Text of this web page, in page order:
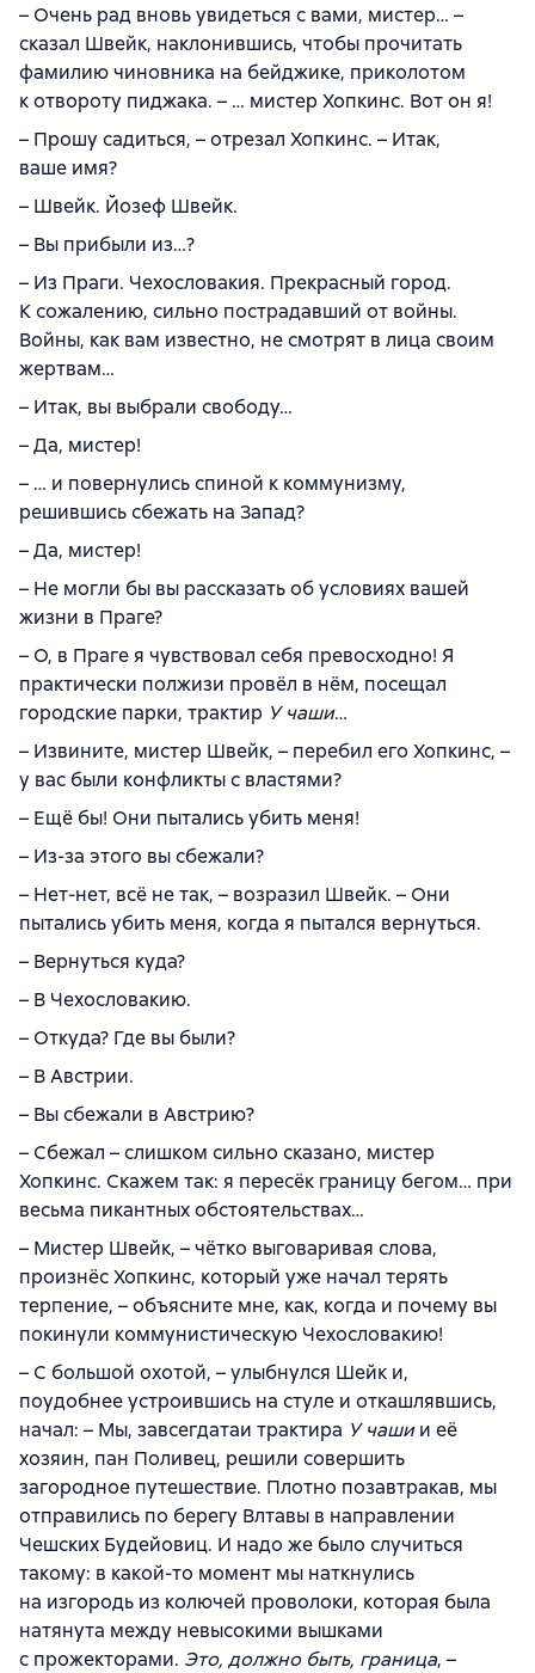
– Очень рад вновь увидеться с вами, мистер… –
сказал Швейк, наклонившись, чтобы прочитать
фамилию чиновника на бейджике, приколотом
к отвороту пиджака. – … мистер Хопкинс. Вот он я!
– Прошу садиться, – отрезал Хопкинс. – Итак,
ваше имя?
– Швейк. Йозеф Швейк.
– Вы прибыли из…?
– Из Праги. Чехословакия. Прекрасный город.
К сожалению, сильно пострадавший от войны.
Войны, как вам известно, не смотрят в лица своим
жертвам…
– Итак, вы выбрали свободу…
– Да, мистер!
– … и повернулись спиной к коммунизму,
решившись сбежать на Запад?
– Да, мистер!
– Не могли бы вы рассказать об условиях вашей
жизни в Праге?
– О, в Праге я чувствовал себя превосходно! Я
практически полжизи провёл в нём, посещал
городские парки, трактир У чаши…
– Извините, мистер Швейк, – перебил его Хопкинс, –
у вас были конфликты с властями?
– Ещё бы! Они пытались убить меня!
– Из-за этого вы сбежали?
– Нет-нет, всё не так, – возразил Швейк. – Они
пытались убить меня, когда я пытался вернуться.
– Вернуться куда?
– В Чехословакию.
– Откуда? Где вы были?
– В Австрии.
– Вы сбежали в Австрию?
– Сбежал – слишком сильно сказано, мистер
Хопкинс. Скажем так: я пересёк границу бегом… при
весьма пикантных обстоятельствах…
– Мистер Швейк, – чётко выговаривая слова,
произнёс Хопкинс, который уже начал терять
терпение, – объясните мне, как, когда и почему вы
покинули коммунистическую Чехословакию!
– С большой охотой, – улыбнулся Шейк и,
поудобнее устроившись на стуле и откашлявшись,
начал: – Мы, завсегдатаи трактира У чашии её
хозяин, пан Поливец, решили совершить
загородное путешествие. Плотно позавтракав, мы
отправились по берегу Влтавы в направлении
Чешских Будейовиц. И надо же было случиться
такому: в какой-то момент мы наткнулись
на изгородь из колючей проволоки, которая была
натянута между невысокими вышками
с прожекторами. Это, должно быть, граница, –